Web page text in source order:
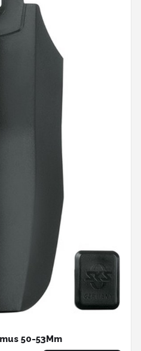
50-53Mm